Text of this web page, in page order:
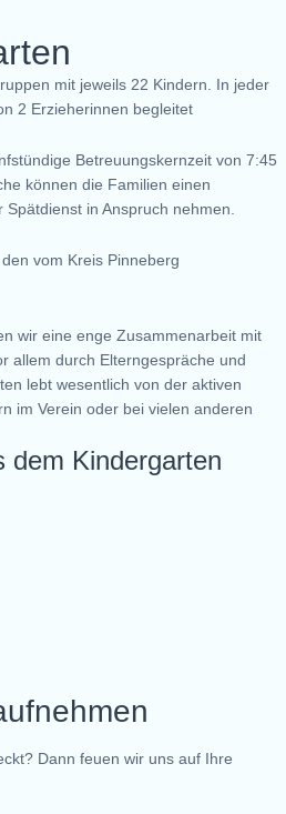
mit jeweils 22 Kindern. In jeder
2 Erzieherinnen begleitet
Betreuungskernzeit von 7:45
können die Familien einen
in Anspruch nehmen.
vom Kreis Pinneberg
wir eine enge Zusammenarbeit mit
allem durch Elterngespräche und
lebt wesentlich von der aktiven
im Verein oder bei vielen anderen
dem Kindergarten
Dann feuen wir uns auf Ihre